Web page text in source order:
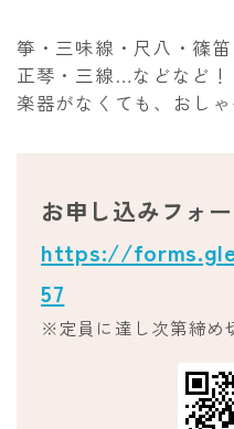
箏・三味線・尺八・篠
正琴・三線…などなど！
楽器がなくても、おし
お申し込みフォ
https://
57
※定員に達し次第締め